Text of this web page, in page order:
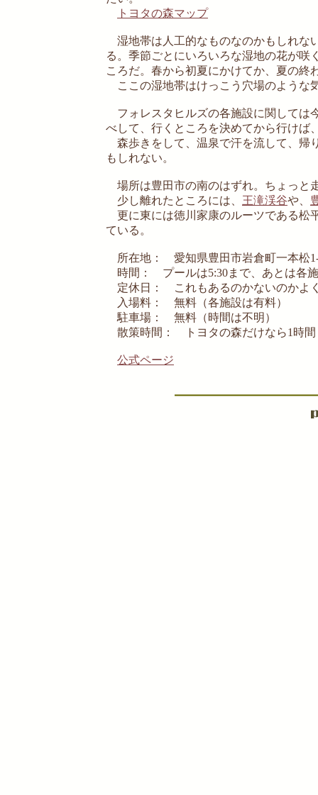
トヨタの森マップ
湿地帯は人工的なものなのかもしれな
る。季節ごとにいろいろな湿地の花が咲
ころだ。春から初夏にかけてか、夏の終
ここの湿地帯はけっこう穴場のような
フォレスタヒルズの各施設に関しては
べして、行くところを決めてから行けば
森歩きをして、温泉で汗を流して、帰
もしれない。
場所は豊田市の南のはずれ。ちょっと
少し離れたところには、 王滝渓谷や、
更に東には徳川家康のルーツである松
ている。
所在地： 愛知県豊田市岩倉町一本松
時間： プールは5:30まで、あとは各
定休日： これもあるのかないのかよ
入場料： 無料（各施設は有料）
駐車場： 無料（時間は不明）
散策時間： トヨタの森だけなら1時間
公式ページ